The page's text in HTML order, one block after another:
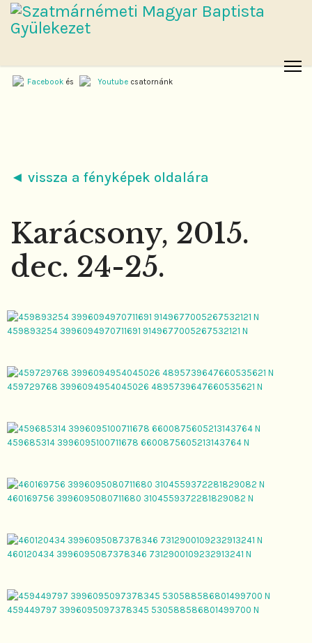
Facebook és Youtube csatornánk
◄ vissza a fényképek oldalára
Karácsony, 2015.
dec. 24-25.
459893254 3996094970711691 9149677005267532121 N
459729768 3996094954045026 4895739647660535621 N
459685314 3996095100711678 6600875605213143764 N
460169756 3996095080711680 3104559372281829082 N
460120434 3996095087378346 7312900109232913241 N
459449797 3996095097378345 530588586801499700 N